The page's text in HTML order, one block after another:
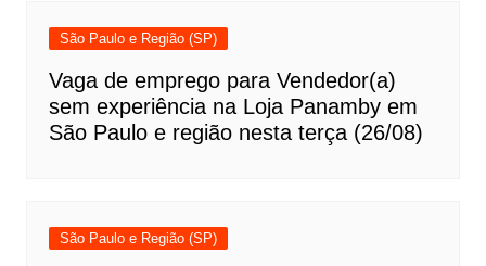
São Paulo e Região (SP)
Vaga de emprego para Vendedor(a)
sem experiência na Loja Panamby em
São Paulo e região nesta terça (26/08)
São Paulo e Região (SP)